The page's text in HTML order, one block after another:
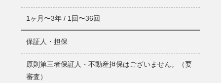
１ お客様の個人情報の利用目的
当社は、個人情報の取得にあたっては、取得した個人情報の
利用目的を明確にし、利用目的の達成に必要な範囲内で、個
人情報を利用いたします。
(1)利用目的の例
当社の利用目的は、例えば、以下のとおりです。
1ヶ月〜3年 / 1回〜36回
保証人・担保
原則第三者保証人・不動産担保はございません。（要
審査）